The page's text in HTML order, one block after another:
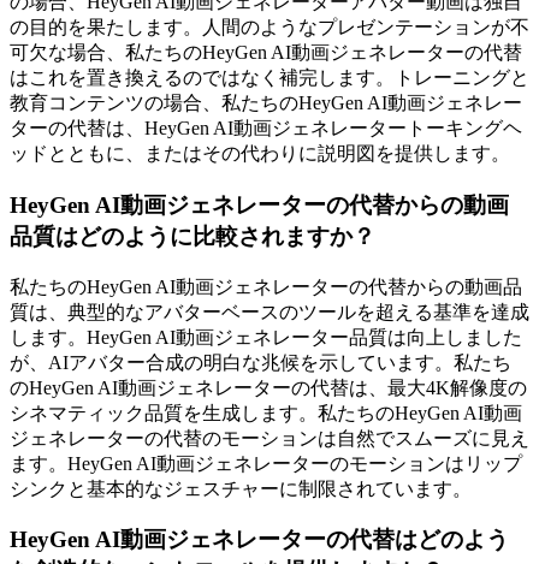
の目的を果たします。人間のようなプレゼンテーションが不
可欠な場合、私たちのHeyGen AI動画ジェネレーターの代替
はこれを置き換えるのではなく補完します。トレーニングと
教育コンテンツの場合、私たちのHeyGen AI動画ジェネレー
ターの代替は、HeyGen AI動画ジェネレータートーキングヘ
ッドとともに、またはその代わりに説明図を提供します。
HeyGen AI動画ジェネレーターの代替からの動画
品質はどのように比較されますか？
私たちのHeyGen AI動画ジェネレーターの代替からの動画品
質は、典型的なアバターベースのツールを超える基準を達成
します。HeyGen AI動画ジェネレーター品質は向上しました
が、AIアバター合成の明白な兆候を示しています。私たち
のHeyGen AI動画ジェネレーターの代替は、最大4K解像度の
シネマティック品質を生成します。私たちのHeyGen AI動画
ジェネレーターの代替のモーションは自然でスムーズに見え
ます。HeyGen AI動画ジェネレーターのモーションはリップ
シンクと基本的なジェスチャーに制限されています。
HeyGen AI動画ジェネレーターの代替はどのよう